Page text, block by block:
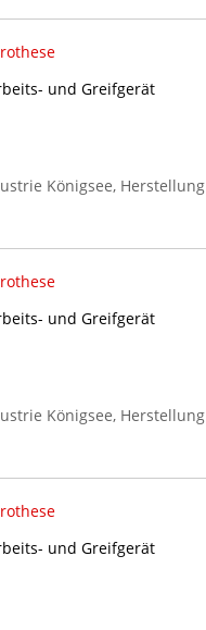
und Greifgerät
Königsee, Herstellung
und Greifgerät
Königsee, Herstellung
und Greifgerät